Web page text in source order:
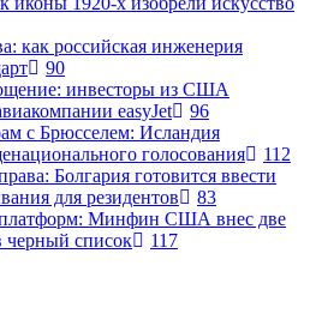
как российская инженерия
90
инвесторы из США
easyJet
96
с Брюсселем: Исландия
голосования
112
Болгария готовится ввести
для резидентов
83
Минфин США внес две
список
117